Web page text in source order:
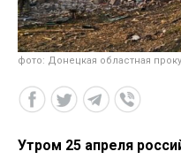
фото: Донецкая областная
Утром 25 апреля